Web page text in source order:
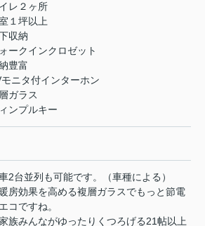
レ２ヶ所
１坪以上
収納
ークインクロゼット
豊富
ニタ付インターホン
ガラス
ンプルキー
2台並列も可能です。（車種による）
房効果を高める複層ガラスでもっと節電
コですね。
族みんながゆったりくつろげる21帖以上